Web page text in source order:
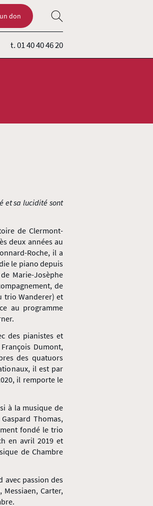
t. 01 40 40 46 20
don
et sa lucidité sont
de Clermont-
deux années au
Roche, il a
le piano depuis
Marie-Josèphe
de
trio Wanderer) et
au programme
des pianistes et
Dumont,
des quatuors
il est par
il remporte le
à la musique de
Thomas,
fondé le trio
en avril 2019 et
de Chambre
avec passion des
Carter,